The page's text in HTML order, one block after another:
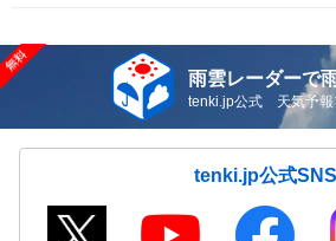
雨雲レーダーで
tenki.jp公式 天気予報
tenki.jp公式SNS